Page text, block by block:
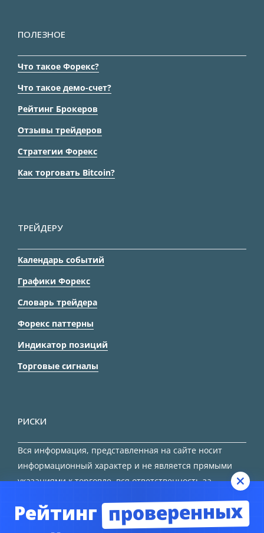
ПОЛЕЗНОЕ
Что такое Форекс?
Что такое демо-счет?
Рейтинг Брокеров
Отзывы трейдеров
Стратегии Форекс
Как торговать Bitcoin?
ТРЕЙДЕРУ
Календарь событий
Графики Форекс
Словарь трейдера
Форекс паттерны
Индикатор позиций
Торговые сигналы
РИСКИ
Вся информация, представленная на сайте носит
информационный характер и не является прямыми
указаниями к торговле, вся ответственность за
Рейтинг проверенных